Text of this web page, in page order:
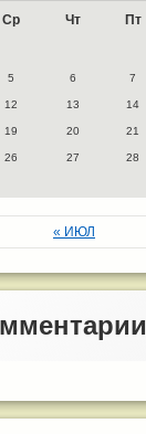
Ср Чт Пт
5 6 7
12 13 14
19 20 21
26 27 28
« ИЮЛ